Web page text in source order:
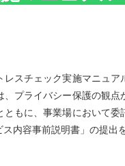
スチェック実施マニュ
、プライバシー保護の観
もに、事業場において
内容事前説明書」の提出